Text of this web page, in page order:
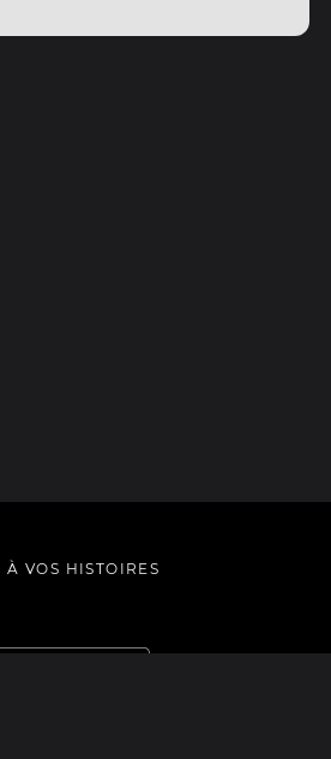
VOS HISTOIRES